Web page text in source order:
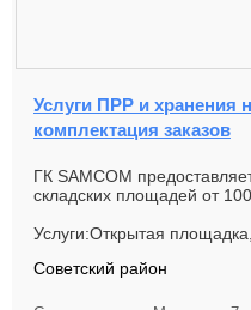
Услуги ПРР и хранения
комплектация заказов
ГК SAMCOM
складских площадей от
Услуги:Открытая
Советский район